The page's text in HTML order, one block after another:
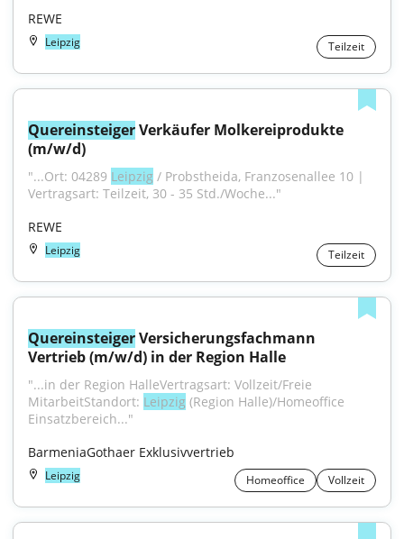
REWE
Leipzig Teilzeit
Quereinsteiger Verkäufer Molkereiprodukte
(m/w/d)
"...Ort: 04289 Leipzig / Probstheida, Franzosenallee 10 |
Vertragsart: Teilzeit, 30 - 35 Std./Woche..."
REWE
Leipzig Teilzeit
Quereinsteiger Versicherungsfachmann
Vertrieb (m/w/d) in der Region Halle
"...in der Region HalleVertragsart: Vollzeit/Freie
MitarbeitStandort: Leipzig (Region Halle)/Homeoffice
Einsatzbereich..."
BarmeniaGothaer Exklusivvertrieb
Leipzig Homeoffice Vollzeit